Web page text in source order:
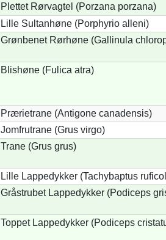
Plettet Rørvagtel (Porzana porzana)
Lille Sultanhøne (Porphyrio alleni)
Grønbenet Rørhøne (Gallinula
Blishøne (Fulica atra)
Prærietrane (Antigone canadensis)
Jomfrutrane (Grus virgo)
Trane (Grus grus)
Lille Lappedykker (Tachybaptus
Gråstrubet Lappedykker (Podiceps
Toppet Lappedykker (Podiceps